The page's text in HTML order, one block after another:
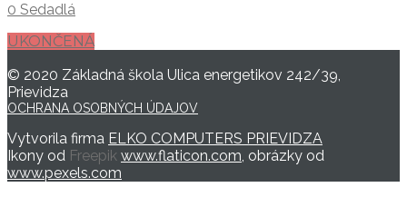
0 Sedadlá
UKONČENÁ
© 2020 Základná škola Ulica energetikov 242/39,
Prievidza
OCHRANA OSOBNÝCH ÚDAJOV
Vytvorila firma ELKO COMPUTERS PRIEVIDZA
Ikony od Freepik www.flaticon.com, obrázky od
www.pexels.com